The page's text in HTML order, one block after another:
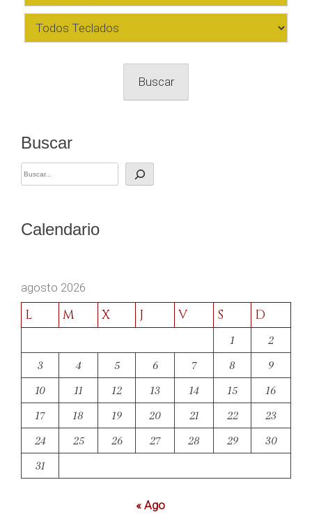
Buscar
Calendario
agosto 2026
L M X J V S D
1
2
3
4 5 6 7 8
9
10
11 12 13 14 15
16
17
18 19 20 21 22
23
24
25 26 27 28 29
30
31
« Ago